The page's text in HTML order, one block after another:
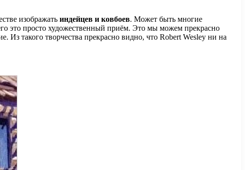
изображать индейцев и ковбоев. Может быть многие
это просто художественный приём. Это мы можем прекрасно
такого творчества прекрасно видно, что Robert Wesley ни на